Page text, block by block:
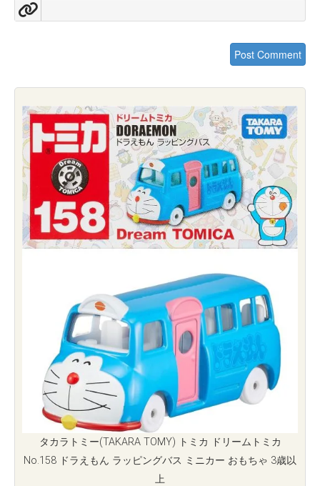
タカラトミー(TAKARA TOMY) トミカ ドリームトミカ
No.158 ドラえもん ラッピングバス ミニカー おもちゃ 3歳以
上